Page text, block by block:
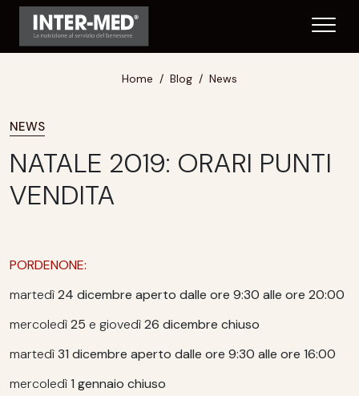
Home Blog News
NEWS
NATALE 2019: ORARI PUNTI
VENDITA
PORDENONE:
martedì24 dicembre aperto dalle ore 9:30 alle ore 20:00
mercoledì25 e giovedì26 dicembre chiuso
martedì31 dicembre aperto dalle ore 9:30 alle ore 16:00
mercoledì1 gennaio chiuso